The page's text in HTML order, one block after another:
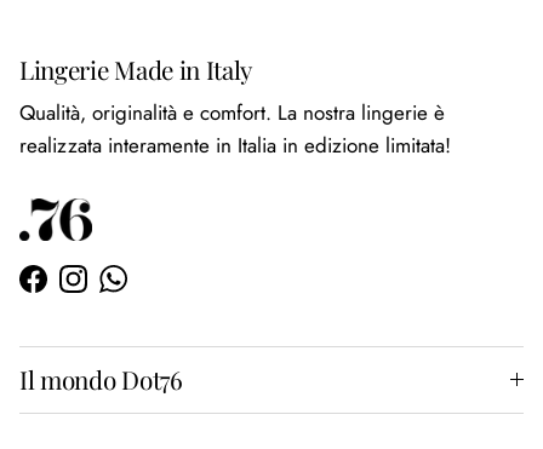
Lingerie Made in Italy
Qualità, originalità e comfort. La nostra lingerie è
realizzata interamente in Italia in edizione limitata!
Facebook
InstagramWhatsApp
Il mondo Dot76